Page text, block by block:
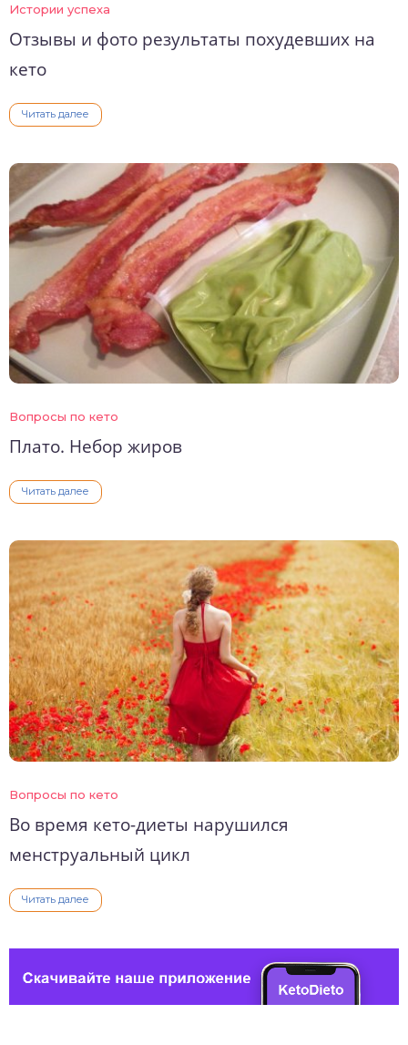
Истории успеха
Отзывы и фото результаты похудевших на
кето
Читать далее
Вопросы по кето
Плато. Небор жиров
Читать далее
Вопросы по кето
Во время кето-диеты нарушился
менструальный цикл
Читать далее